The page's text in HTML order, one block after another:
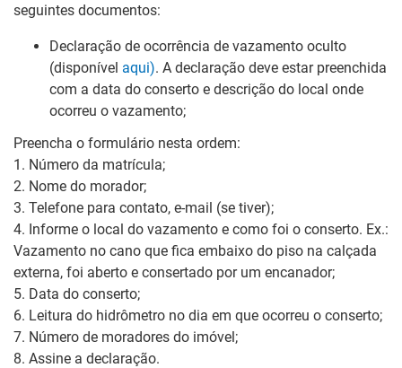
seguintes documentos:
Declaração de ocorrência de vazamento oculto
(disponível aqui). A declaração deve estar preenchida
com a data do conserto e descrição do local onde
ocorreu o vazamento;
Preencha o formulário nesta ordem:
1. Número da matrícula;
2. Nome do morador;
3. Telefone para contato, e-mail (se tiver);
4. Informe o local do vazamento e como foi o conserto. Ex.:
Vazamento no cano que fica embaixo do piso na calçada
externa, foi aberto e consertado por um encanador;
5. Data do conserto;
6. Leitura do hidrômetro no dia em que ocorreu o conserto;
7. Número de moradores do imóvel;
8. Assine a declaração.